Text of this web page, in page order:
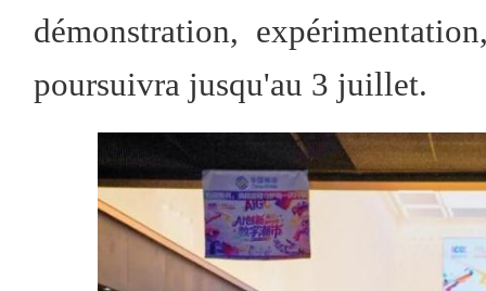
démonstration,
poursuivra jusqu'au 3 juillet.